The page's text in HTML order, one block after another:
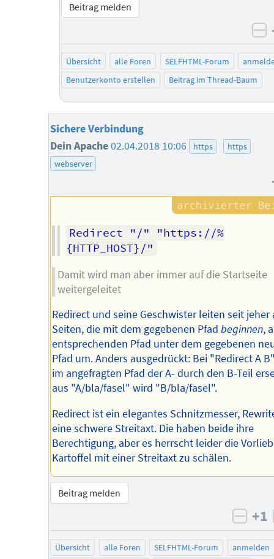
Beitrag melden
Übersicht alle Foren SELFHTML-Forum
Benutzerkonto erstellen
Beitrag im Thread-Baum
Sichere Verbindung
Dein Apache02.04.2018 10:06 https
https
webserver
Redirect "/" "https://%
Damit wird man aber immer auf die Startseite
weitergeleitet
Redirect und seine Geschwister leiten seit jeher
Seiten, die mit dem gegebenen Pfad beginnen,
entsprechenden Pfad unter dem gegebenen
Pfad um. Anders ausgedrückt: Bei "Redirect A
im angefragten Pfad der A- durch den B-Teil
aus "A/bla/fasel" wird "B/bla/fasel".
Redirect ist ein elegantes Schnitzmesser,
eine schwere Streitaxt. Die haben beide ihre
Berechtigung, aber es herrscht leider die
Kartoffel mit einer Streitaxt zu schälen.
Beitrag melden
+1
Übersicht alle Foren SELFHTML-Forum
anmelden